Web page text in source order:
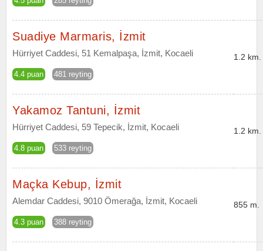
Suadiye Marmaris, İzmit
Hürriyet Caddesi, 51 Kemalpaşa, İzmit, Kocaeli
4.4 puan 481 reyting
1.2 km.
Yakamoz Tantuni, İzmit
Hürriyet Caddesi, 59 Tepecik, İzmit, Kocaeli
4.8 puan 533 reyting
1.2 km.
Maçka Kebup, İzmit
Alemdar Caddesi, 9010 Ömerağa, İzmit, Kocaeli
4.3 puan 388 reyting
855 m.